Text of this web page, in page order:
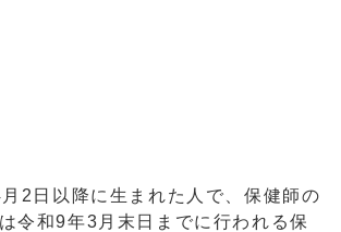
日以降に生まれた人で、保健師の
令和9年3月末日までに行われる保